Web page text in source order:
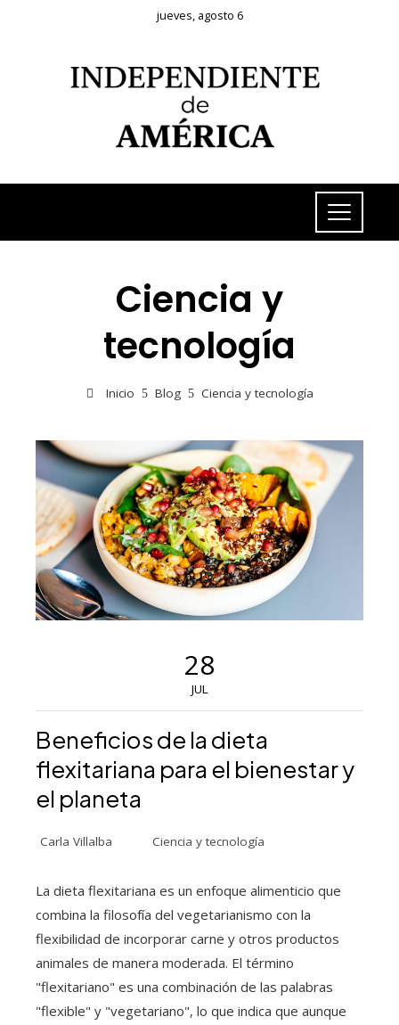
jueves, agosto 6
Ciencia y
tecnología
Inicio Blog Ciencia y tecnología
28
JUL
Beneficios de la dieta
flexitariana para el bienestar y
el planeta
Carla Villalba Ciencia y tecnología
La dieta flexitariana es un enfoque alimenticio que
combina la filosofía del vegetarianismo con la
flexibilidad de incorporar carne y otros productos
animales de manera moderada. El término
"flexitariano" es una combinación de las palabras
"flexible" y "vegetariano", lo que indica que aunque